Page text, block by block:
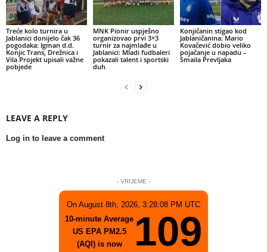
Treće kolo turnira u
Jablanici donijelo čak 36
pogodaka: Igman d.d.
Konjic Trans, Drežnica i
Vila Projekt upisali važne
pobjede
MNK Pionir uspješno
organizovao prvi 3×3
turnir za najmlađe u
Jablanici: Mladi fudbaleri
pokazali talent i sportski
duh
Konjičanin stigao kod
Jablaničanina: Mario
Kovačević dobio veliko
pojačanje u napadu –
Smaila Prevljaka
LEAVE A REPLY
Log in to leave a comment
- VRIJEME -
On August 8th, 2026, 3:28:08 PM UTC
10-minute Average
US EPA PM2.5
(AQI) is now
109